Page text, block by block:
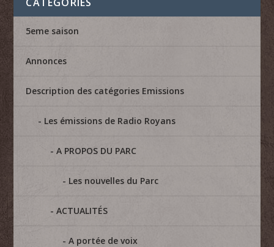
5eme saison
Annonces
Description des catégories Emissions
Les émissions de Radio Royans
A PROPOS DU PARC
Les nouvelles du Parc
ACTUALITÉS
A portée de voix